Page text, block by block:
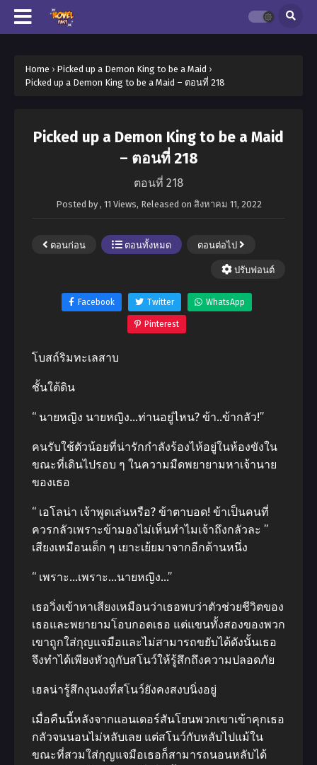
Home › Picked up a Demon King to be a Maid ›
Picked up a Demon King to be a Maid – ตอนที่ 218
Picked up a Demon King to be a Maid
– ตอนที่ 218
ตอนที่ 218
Posted by , 11 Views, Released on สิงหาคม 11, 2022
ตอนก่อน ตอนทั้งหมด ตอนต่อไป
ปรับฟอนต์
Facebook Twitter WhatsApp
Pinterest
โบสถ์ริมทะเลสาบ
ชั้นใต้ดิน
“ นายหญิง นายหญิง…ท่านอยู่ไหน? ข้า..ข้ากลัว!”
คนรับใช้ตัวน้อยที่น่ารักกำลังร้องไห้อยู่ในห้องขังใน
ขณะที่เดินไปรอบ ๆ ในความมืดพยายามหาเจ้านาย
ของเธอ
“ เอโลน่า เจ้าพูดเล่นหรือ? ข้าตาบอด! ข้าเป็นคนที่
ควรกลัวเพราะข้ามองไม่เห็นทำไมเจ้าถึงกลัวละ ”
เสียงเหมือนเด็ก ๆ เยาะเย้ยมาจากอีกด้านหนึ่ง
“ เพราะ…เพราะ…นายหญิง…”
เธอวิ่งเข้าหาเสียงเหมือนว่าเธอพบว่าตัวช่วยชีวิตของ
เธอและพยายามโอบกอดเธอ แต่แขนทั้งสองของพวก
เขาถูกใส่กุญแจมือและไม่สามารถขยับได้ดังนั้นเธอ
จึงทำได้เพียงหัวถูกับสโนว์ให้รู้สึกถึงความปลอดภัย
เฮลน่ารู้สึกงุนงงที่สโนว์ยังคงสงบนิ่งอยู่
เมื่อคืนนี้หลังจากแอนเดอร์สันโยนพวกเขาเข้าคุกเธอ
กลัวจนนอนไม่หลับเลย แต่สโนว์กับหลับไปแม้ใน
ขณะที่สวมใส่กุญแจมือเธอก็สามารถนอนหลับได้